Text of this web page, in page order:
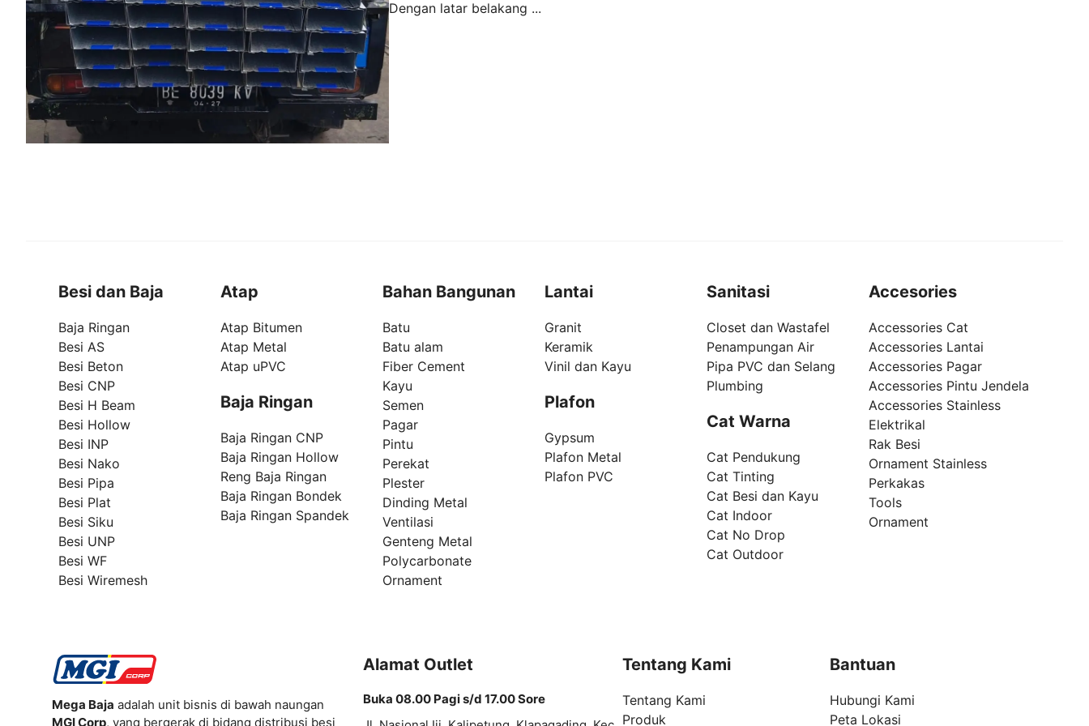
Dengan latar belakang ...
Besi dan Baja
Baja Ringan
Besi AS
Besi Beton
Besi CNP
Besi H Beam
Besi Hollow
Besi INP
Besi Nako
Besi Pipa
Besi Plat
Besi Siku
Besi UNP
Besi WF
Besi Wiremesh
Atap
Atap Bitumen
Atap Metal
Atap uPVC
Baja Ringan
Baja Ringan CNP
Baja Ringan Hollow
Reng Baja Ringan
Baja Ringan Bondek
Baja Ringan Spandek
Bahan Bangunan
Batu
Batu alam
Fiber Cement
Kayu
Semen
Pagar
Pintu
Perekat
Plester
Dinding Metal
Ventilasi
Genteng Metal
Polycarbonate
Ornament
Lantai
Granit
Keramik
Vinil dan Kayu
Plafon
Gypsum
Plafon Metal
Plafon PVC
Sanitasi
Closet dan Wastafel
Penampungan Air
Pipa PVC dan Selang
Plumbing
Cat Warna
Cat Pendukung
Cat Tinting
Cat Besi dan Kayu
Cat Indoor
Cat No Drop
Cat Outdoor
Accesories
Accessories Cat
Accessories Lantai
Accessories Pagar
Accessories Pintu Jendela
Accessories Stainless
Elektrikal
Rak Besi
Ornament Stainless
Perkakas
Tools
Ornament
Mega Baja adalah unit bisnis di bawah naungan
MGI Corp, yang bergerak di bidang distribusi besi
Alamat Outlet
Buka 08.00 Pagi s/d 17.00 Sore
Tentang Kami
Tentang Kami
Produk
Bantuan
Hubungi Kami
Peta Lokasi